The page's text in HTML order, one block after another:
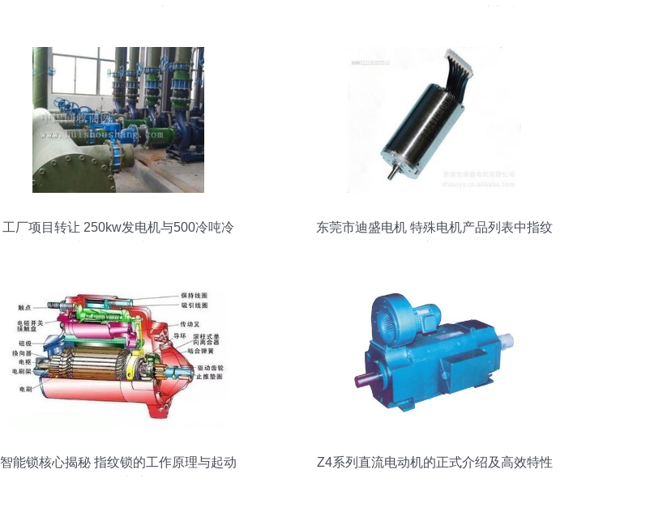
工厂项目转让 250kw发电机与500冷吨冷
东莞市迪盛电机 特殊电机产品列表中指纹
智能锁核心揭秘 指纹锁的工作原理与起动
Z4系列直流电动机的正式介绍及高效特性